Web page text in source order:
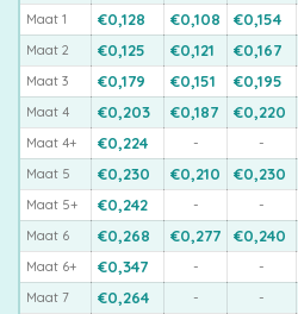
Maat 1 €0,128 €0,108 €0,154
Maat 2 €0,125 €0,121 €0,167
Maat 3 €0,179 €0,151 €0,195
Maat 4 €0,203 €0,187 €0,220
Maat 4+ €0,224 - -
Maat 5 €0,230 €0,210 €0,230
Maat 5+ €0,242 - -
Maat 6 €0,268 €0,277 €0,240
Maat 6+ €0,347 - -
Maat 7 €0,264 - -